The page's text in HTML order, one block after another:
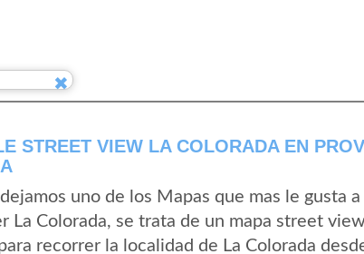
STREET VIEW LA COLORADA EN
uno de los Mapas que mas le gusta
La Colorada, se trata de un mapa street
recorrer la localidad de La Colorada